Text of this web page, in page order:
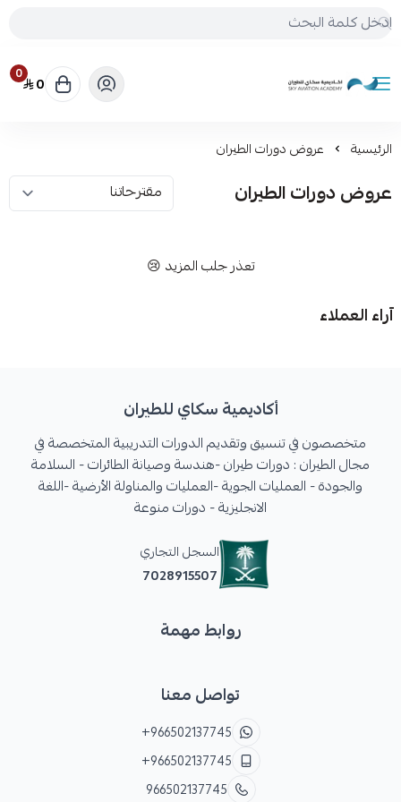
أكاديمية سكاي للطيران
0 0
الرئيسية عروض دورات الطيران
عروض دورات الطيران
تعذر جلب المزيد 😢
آراء العملاء
أكاديمية سكاي للطيران
متخصصون في تنسيق وتقديم الدورات التدريبية المتخصصة في
مجال الطيران : دورات طيران -هندسة وصيانة الطائرات - السلامة
والجودة - العمليات الجوية -العمليات والمناولة الأرضية -اللغة
الانجليزية - دورات منوعة
السجل التجاري
7028915507
روابط مهمة
تواصل معنا
+966502137745
+966502137745
966502137745